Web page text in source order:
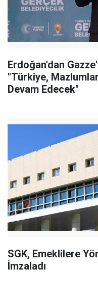
Erdoğan'dan
"Türkiye,
Devam Edecek"
SGK, Emeklilere
İmzaladı